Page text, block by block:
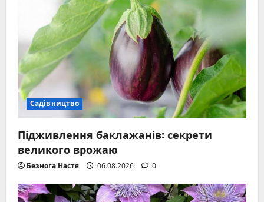
Садівництво
Підживлення баклажанів: секрети
великого врожаю
Безнога Настя 06.08.2026 0